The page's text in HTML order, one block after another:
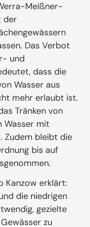
Meißner-
der
Das Verbot
und
dass die
Wasser aus
mehr erlaubt ist.
Tränken von
Wasser mit
Zudem bleibt die
bis auf
Kanzow erklärt:
die niedrigen
gezielte
zu